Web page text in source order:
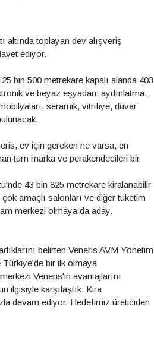
altında toplayan dev alışveriş
ediyor.
bin 500 metrekare kapalı alanda 403
ve beyaz eşyadan, aydınlatma,
seramik, vitrifiye, duvar
ev için gereken ne varsa, en
tüm marka ve perakendecileri bir
43 bin 825 metrekare kiralanabilir
amaçlı salonları ve diğer tüketim
merkezi olmaya da aday.
belirten Veneris AVM Yönetim
Türkiye'de bir ilk olmaya
Veneris'in avantajlarını
ilgisiyle karşılaştık. Kira
devam ediyor. Hedefimiz üreticiden